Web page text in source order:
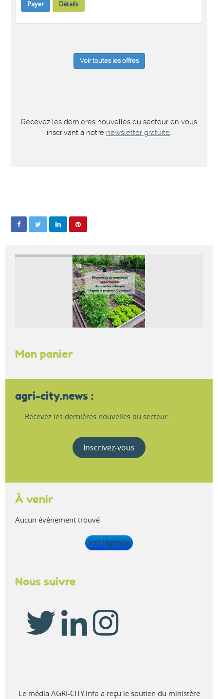
Payer Détails
Voir toutes les offres
Recevez les dernières nouvelles du secteur en vous
inscrivant à notre newsletter gratuite.
Mon panier
agri-city.news :
Recevez les dernières nouvelles du secteur.
Inscrivez-vous
À venir
Aucun événement trouvé
Voir l'agenda
Nous suivre
Le média AGRI-CITY.info a reçu le soutien du ministère